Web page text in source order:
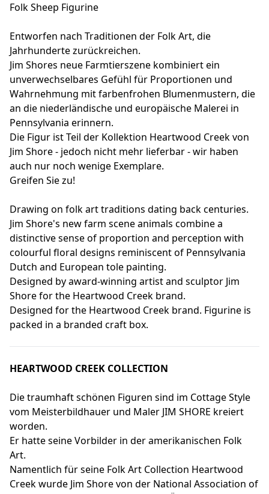
Folk Sheep Figurine
Entworfen nach Traditionen der Folk Art, die
Jahrhunderte zurückreichen.
Jim Shores neue Farmtierszene kombiniert ein
unverwechselbares Gefühl für Proportionen und
Wahrnehmung mit farbenfrohen Blumenmustern, die
an die niederländische und europäische Malerei in
Pennsylvania erinnern.
Die Figur ist Teil der Kollektion Heartwood Creek von
Jim Shore - jedoch nicht mehr lieferbar - wir haben
auch nur noch wenige Exemplare.
Greifen Sie zu!
Drawing on folk art traditions dating back centuries.
Jim Shore's new farm scene animals combine a
distinctive sense of proportion and perception with
colourful floral designs reminiscent of Pennsylvania
Dutch and European tole painting.
Designed by award-winning artist and sculptor Jim
Shore for the Heartwood Creek brand.
Designed for the Heartwood Creek brand. Figurine is
packed in a branded craft box.
HEARTWOOD CREEK COLLECTION
Die traumhaft schönen Figuren sind im Cottage Style
vom Meisterbildhauer und Maler JIM SHORE kreiert
worden.
Er hatte seine Vorbilder in der amerikanischen Folk
Art.
Namentlich für seine Folk Art Collection Heartwood
Creek wurde Jim Shore von der National Association of